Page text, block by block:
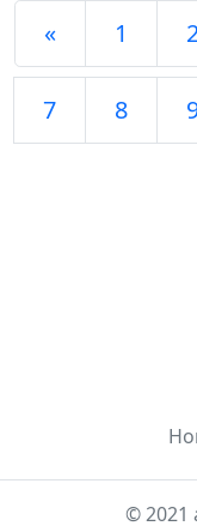
« 1
7 8
© 2021